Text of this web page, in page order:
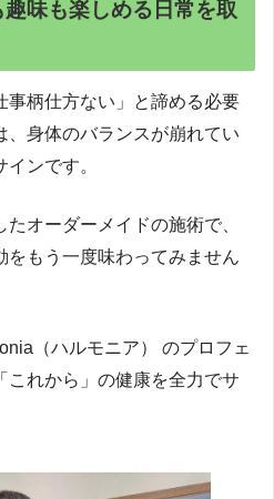
味も楽しめる日常を取
事柄仕方ない」と諦める必要
、身体のバランスが崩れてい
ンです。
オーダーメイドの施術で、
をもう一度味わってみません
（ハルモニア） のプロフェ
これから」の健康を全力でサ